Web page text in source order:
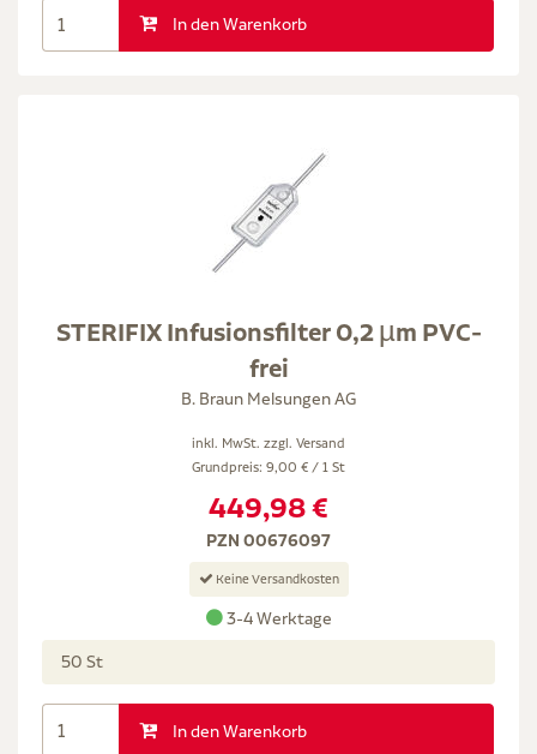
In den Warenkorb
STERIFIX Infusionsfilter 0,2 µm PVC-
frei
B. Braun Melsungen AG
inkl. MwSt. zzgl. Versand
Grundpreis: 9,00 € / 1 St
449,98 €
PZN 00676097
Keine Versandkosten
3-4 Werktage
50 St
In den Warenkorb